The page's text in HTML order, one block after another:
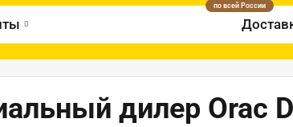
по всей России
дилер Orac